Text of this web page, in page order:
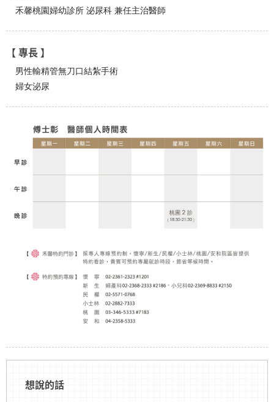
禾馨桃園婦幼診所 泌尿科 兼任主治醫師
【 專長 】
男性輸精管無刀口結紮手術
婦女泌尿
想說的話